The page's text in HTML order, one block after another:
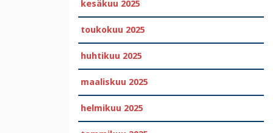
kesäkuu 2025
toukokuu 2025
huhtikuu 2025
maaliskuu 2025
helmikuu 2025